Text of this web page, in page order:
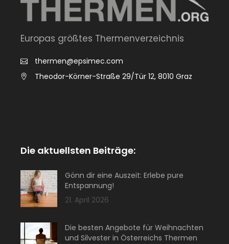
Europas größtes Thermenverzeichnis
thermen@epsimec.com
Theodor-Körner-Straße 29/Tür 12, 8010 Graz
Die aktuellsten Beiträge:
Gönn dir eine Auszeit: Erlebe pure
Entspannung!
21. April 2026
Die besten Angebote für Weihnachten
und Silvester in Österreichs Thermen